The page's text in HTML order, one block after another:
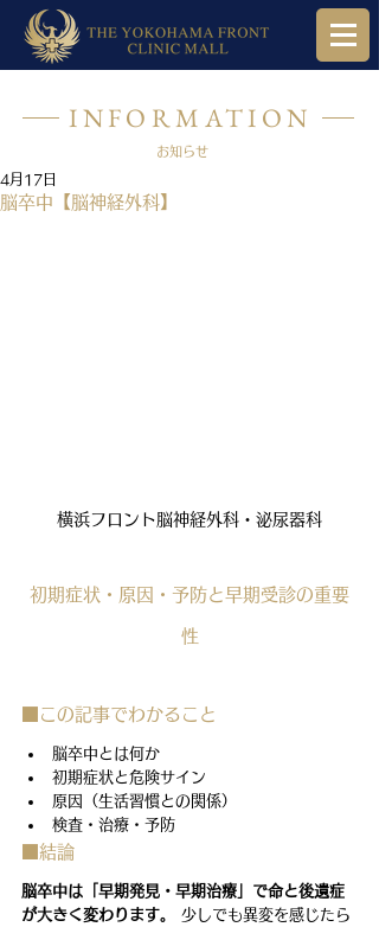
INFORMATION
お知らせ
脳卒中【脳神経外科】
4月17日
横浜フロント脳神経外科・泌尿器科
初期症状・原因・予防と早期受診の重要
性
■この記事でわかること
脳卒中とは何か
初期症状と危険サイン
原因（生活習慣との関係）
検査・治療・予防
■結論
脳卒中は「早期発見・早期治療」で命と後遺症
が大きく変わります。
少しでも異変を感じたら